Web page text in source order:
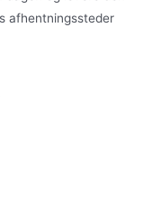
afhentningssteder